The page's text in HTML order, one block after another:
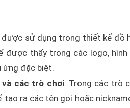
sử dụng trong thiết kế đồ
thấy trong các logo,
ứng đặc biệt.
và các trò chơi: Trong các trò
ra các tên gọi hoặc